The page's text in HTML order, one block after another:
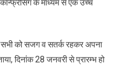
के माध्यम से एक उच्च
*सभी को सजग व सतर्क रहकर अपना
दिनांक 28 जनवरी से प्रारम्भ हो